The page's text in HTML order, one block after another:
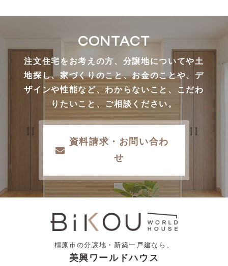
CONTACT
注文住宅をお考えの方、分譲地についてや土
地探し、家づくりのこと、お金のことや、デ
ザインや性能など、わからないこと、こだわ
りたいこと、ご相談ください。
資料請求・お問い合わ
せ
橿原市の分譲地・新築一戸建なら、
美興ワールドハウス